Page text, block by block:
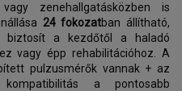
zenehallgatásközben is
24 fokozatban állítható,
biztosít a kezdőtől a haladó
vagy épp rehabilitációhoz. A
pulzusmérők vannak + az
a pontosabb